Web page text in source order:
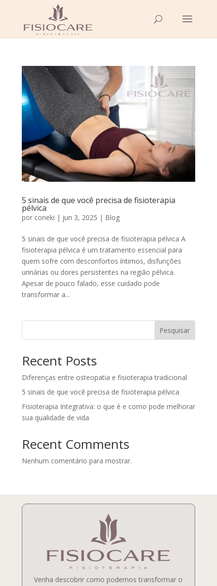
5 sinais de que você precisa de fisioterapia
pélvica
por coneki | jun 3, 2025 | Blog
5 sinais de que você precisa de fisioterapia pélvica A
fisioterapia pélvica é um tratamento essencial para
quem sofre com desconfortos íntimos, disfunções
urinárias ou dores persistentes na região pélvica.
Apesar de pouco falado, esse cuidado pode
transformar a...
Pesquisar
Recent Posts
Diferenças entre osteopatia e fisioterapia tradicional
5 sinais de que você precisa de fisioterapia pélvica
Fisioterapia Integrativa: o que é e como pode melhorar
sua qualidade de vida
Recent Comments
Nenhum comentário para mostrar.
Venha descobrir como podemos transformar o